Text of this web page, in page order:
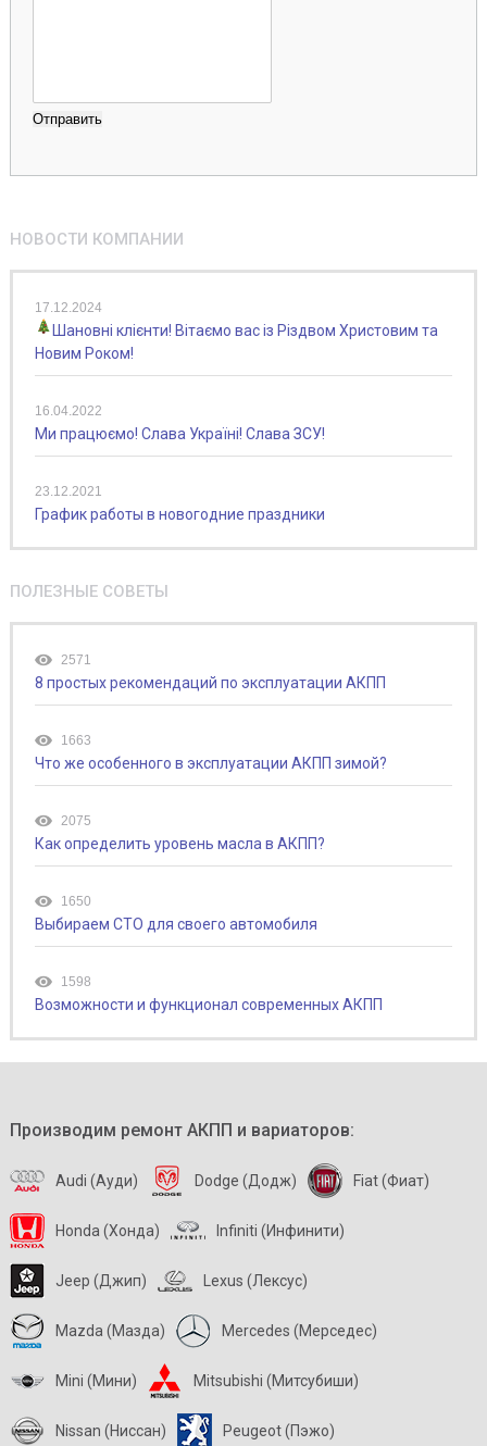
НОВОСТИ КОМПАНИИ
17.12.2024
Шановні клієнти! Вітаємо вас із Різдвом Христовим та
Новим Роком!
16.04.2022
Ми працюємо! Слава Україні! Слава ЗСУ!
23.12.2021
График работы в новогодние праздники
ПОЛЕЗНЫЕ СОВЕТЫ
2571
8 простых рекомендаций по эксплуатации АКПП
1663
Что же особенного в эксплуатации АКПП зимой?
2075
Как определить уровень масла в АКПП?
1650
Выбираем СТО для своего автомобиля
1598
Возможности и функционал современных АКПП
Производим ремонт АКПП и вариаторов:
Audi (Ауди) Dodge (Додж) Fiat (Фиат)
Honda (Хонда) Infiniti (Инфинити)
Jeep (Джип) Lexus (Лексус)
Mazda (Мазда) Mercedes (Мерседес)
Mini (Мини) Mitsubishi (Митсубиши)
Nissan (Ниссан) Peugeot (Пэжо)